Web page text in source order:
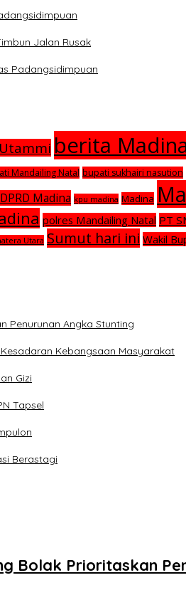
Jalan Rusak
Padangsidimpuan
berita
Mandailing Natal bupati sukhairi nasution
Madina kpu madina Madina
polres Mandailing Natal PT
Utara Sumut hari ini Wakil
Penurunan Angka Stunting
Kesadaran Kebangsaan Masyarakat
Gizi
Tapsel
Berastagi
Bolak Prioritaskan